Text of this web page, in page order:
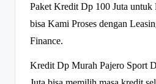
Paket Kredit Dp 100 Juta untuk
bisa Kami Proses dengan
Finance.
Kredit Dp Murah Pajero Sport